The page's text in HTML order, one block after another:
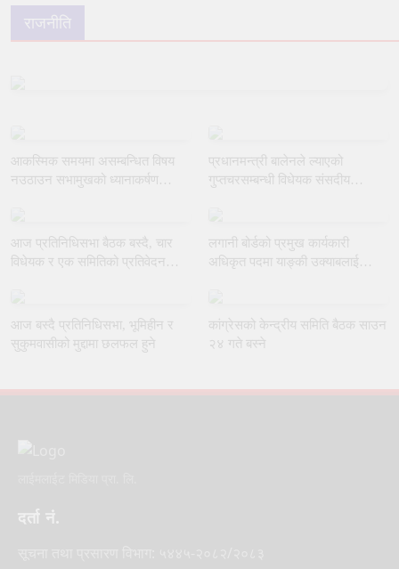
राजनीति
आकस्मिक समयमा असम्बन्धित विषय
नउठाउन सभामुखको ध्यानाकर्षण
प्रधानमन्त्री बालेनले ल्याएको
गुप्तचरसम्बन्धी विधेयक संसदीय
आज प्रतिनिधिसभा बैठक बस्दै, चार
विधेयक र एक समितिको प्रतिवेदन
लगानी बोर्डको प्रमुख कार्यकारी
अधिकृत पदमा याङ्की उक्याबलाई
आज बस्दै प्रतिनिधिसभा, भूमिहीन र
सुकुमवासीको मुद्दामा छलफल हुने
कांग्रेसको केन्द्रीय समिति बैठक साउन
२४ गते बस्ने
दर्ता नं.